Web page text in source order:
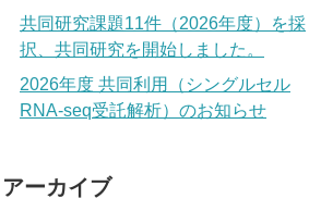
共同研究課題11件（2026年度）を採
択、共同研究を開始しました。
2026年度 共同利用（シングルセル
RNA-seq受託解析）のお知らせ
アーカイブ